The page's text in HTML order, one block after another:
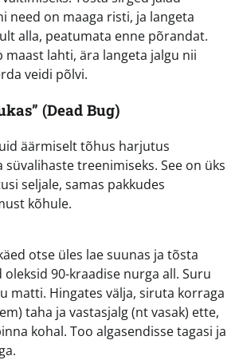
need on maaga risti, ja langeta
alla, peatumata enne põrandat.
maast lahti, ära langeta jalgu nii
veidi põlvi.
(Dead Bug)
äärmiselt tõhus harjutus
treenimiseks. See on üks
seljale, samas pakkudes
kõhule.
otse üles lae suunas ja tõsta
90-kraadise nurga all. Suru
matti. Hingates välja, siruta korraga
taha ja vastasjalg (nt vasak) ette,
kohal. Too algasendisse tagasi ja